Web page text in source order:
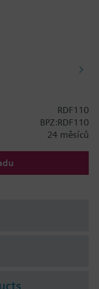
air temperature
saving and
input for remote
RDF110
BPZ:RDF110
24 měsíců